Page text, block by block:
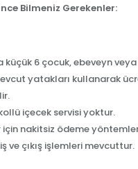
Bilmeniz Gerekenler:
küçük 6 çocuk, ebeveyn
yatakları kullanarak
içecek servisi yoktur.
için nakitsiz ödeme
ve çıkış işlemleri mevcuttur.